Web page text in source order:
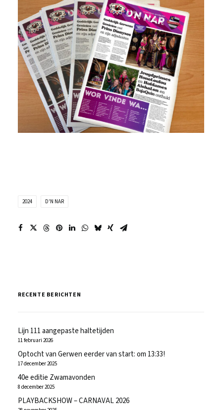
2024 D'N NAR
RECENTE BERICHTEN
Lijn 111 aangepaste haltetijden
11 februari 2026
Optocht van Gerwen eerder van start: om 13:33!
17 december 2025
40e editie Zwamavonden
8 december 2025
PLAYBACKSHOW – CARNAVAL 2026